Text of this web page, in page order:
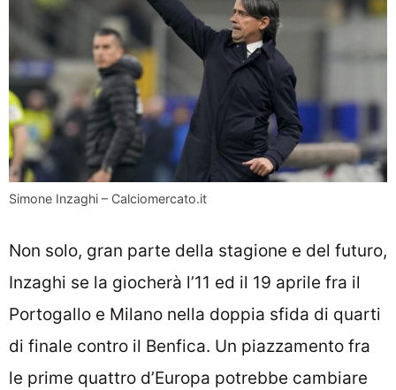
Simone Inzaghi – Calciomercato.it
Non solo, gran parte della stagione e del futuro,
Inzaghi se la giocherà l’11 ed il 19 aprile fra il
Portogallo e Milano nella doppia sfida di quarti
di finale contro il Benfica. Un piazzamento fra
le prime quattro d’Europa potrebbe cambiare